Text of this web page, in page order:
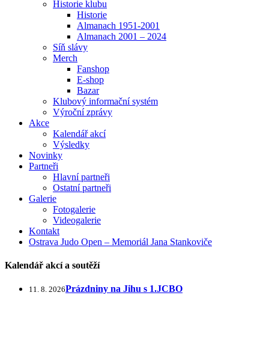
Historie klubu
Historie
Almanach 1951-2001
Almanach 2001 – 2024
Síň slávy
Merch
Fanshop
E-shop
Bazar
Klubový informační systém
Výroční zprávy
Akce
Kalendář akcí
Výsledky
Novinky
Partneři
Hlavní partneři
Ostatní partneři
Galerie
Fotogalerie
Videogalerie
Kontakt
Ostrava Judo Open – Memoriál Jana Stankoviče
Kalendář akcí a soutěží
11. 8. 2026Prázdniny na Jihu s 1.JCBO